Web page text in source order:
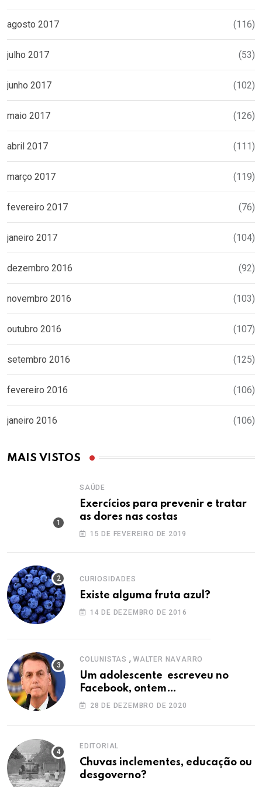
agosto 2017 (116)
julho 2017 (53)
junho 2017 (102)
maio 2017 (126)
abril 2017 (111)
março 2017 (119)
fevereiro 2017 (76)
janeiro 2017 (104)
dezembro 2016 (92)
novembro 2016 (103)
outubro 2016 (107)
setembro 2016 (125)
fevereiro 2016 (106)
janeiro 2016 (106)
MAIS VISTOS
SAÚDE
Exercícios para prevenir e tratar
as dores nas costas
15 DE FEVEREIRO DE 2019
CURIOSIDADES
Existe alguma fruta azul?
14 DE DEZEMBRO DE 2016
COLUNISTAS , WALTER NAVARRO
Um adolescente escreveu no
Facebook, ontem…
28 DE DEZEMBRO DE 2020
EDITORIAL
Chuvas inclementes, educação ou
desgoverno?